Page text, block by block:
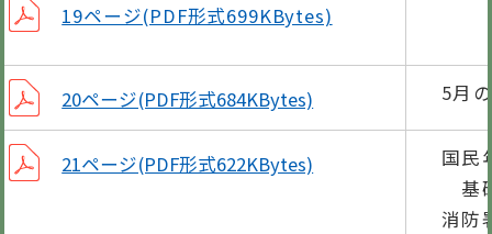
19ページ(PDF形式699KBytes)
20ページ(PDF形式684KBytes) 5月
21ページ(PDF形式622KBytes)
国民
基
消